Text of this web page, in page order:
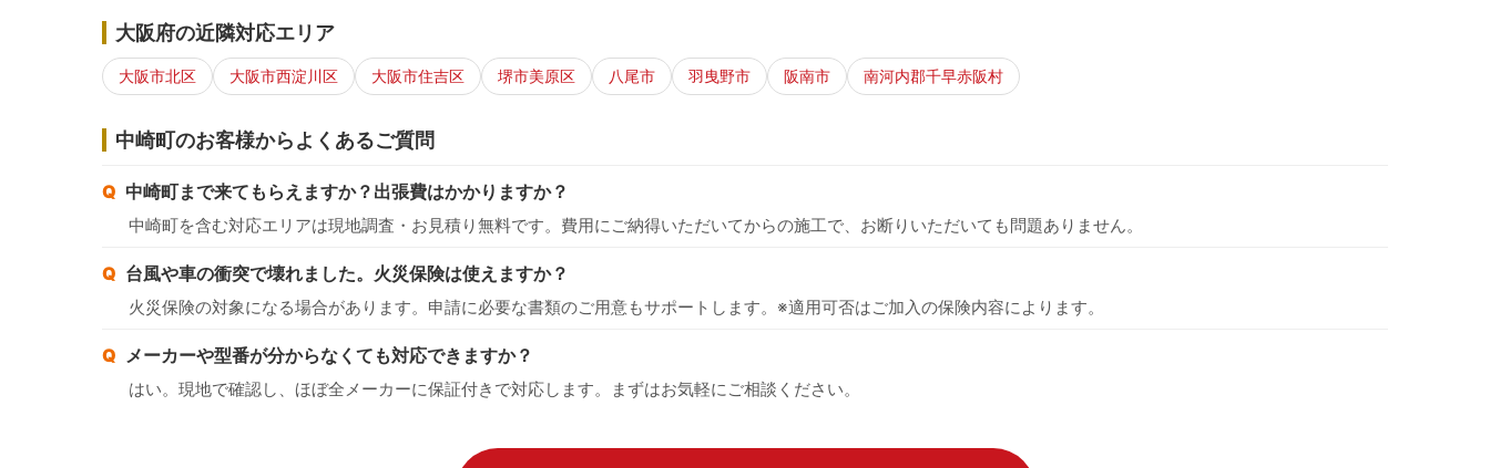
大阪府の近隣対応エリア
大阪市北区 大阪市西淀川区 大阪市住吉区 堺市美原区 八尾市 羽曳野市 阪南市 南河内郡千早赤阪村
中崎町のお客様からよくあるご質問
中崎町まで来てもらえますか？出張費はかかりますか？
中崎町を含む対応エリアは現地調査・お見積り無料です。費用にご納得いただいてからの施工で、お断りいただいても問題ありません。
台風や車の衝突で壊れました。火災保険は使えますか？
火災保険の対象になる場合があります。申請に必要な書類のご用意もサポートします。※適用可否はご加入の保険内容によります。
メーカーや型番が分からなくても対応できますか？
はい。現地で確認し、ほぼ全メーカーに保証付きで対応します。まずはお気軽にご相談ください。